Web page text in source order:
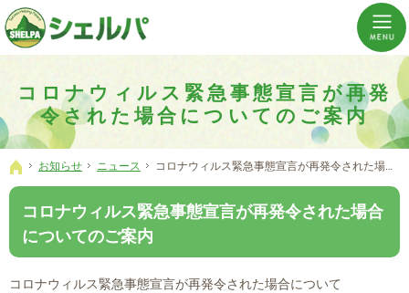
コロナウィルス緊急事態宣言が再発
令された場合についてのご案内
介護の「通い・泊まり・訪問」から必要なものだけをご提供。介護のことならシェルパへ。
横浜市神奈川区 事業所数No,1の小規模多機能型居宅介護ぼやあ樹
ホーム
お知らせ ニュース コロナウィルス緊急事態宣言が再発令された場合についてのご案内
コロナウィルス緊急事態宣言が再発令された場合
についてのご案内
コロナウィルス緊急事態宣言が再発令された場合について